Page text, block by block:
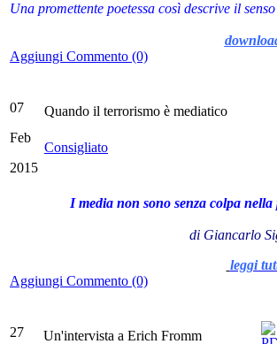
Una promettente poetessa così descrive il
Aggiungi Commento (0)
07
Feb
2015
Quando il terrorismo è mediatico
Consigliato
I media non sono senza colpa
di Giancarlo
leggi
Aggiungi Commento (0)
27
Un'intervista a Erich Fromm